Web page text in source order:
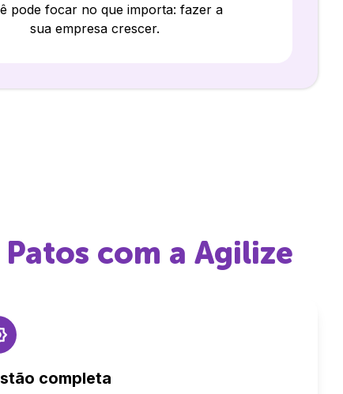
pode focar no que importa: fazer a
sua empresa crescer.
com a Agilize
completa